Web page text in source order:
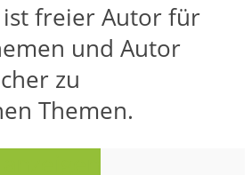
freier Autor für
und Autor
zu
Themen.